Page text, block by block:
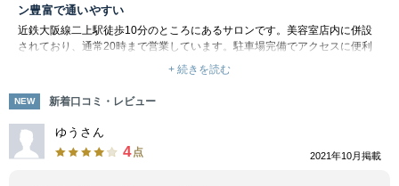
ン豊富で通いやすい
近鉄大阪線二上駅徒歩10分のところにあるサロンです。美容室店内に併設
されており、通常20時まで営業しています。駐車場完備でアクセスに便利
なので、お仕事帰りにも立ち寄りやすい！
脱毛は、お肌のことを知り尽くしたプロのエステティシャンによる高速美肌
脱毛です。最新機種の「ルミクス」を導入していて、スピーディーに効果的
な脱毛が可能です。ヒゲ、全身、VIOなど、気になる部位を徹底的にケアし
ましょう。コースからオーダーメイドの脱毛まで幅広くご用意していますの
で、お客様一人ひとりに合ったプランを提案してくれます。
ゆったりとした完全個室で、プライバシーもばっちり！脱毛が初めてのお客
+ 続きを読む
NEW 新着口コミ・レビュー
ゆうさん
4 点 2021年10月掲載